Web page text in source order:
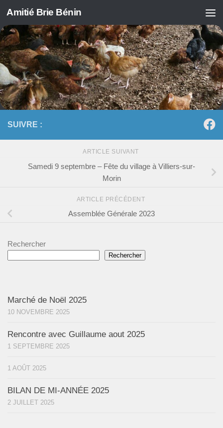
Skip to content
Amitié Brie Bénin
SUIVRE :
ARTICLE SUIVANT
Samedi 9 septembre – Fête du village à Villiers-sur-
Morin
ARTICLE PRÉCÉDENT
Assemblée Générale 2023
Rechercher
Rechercher
Marché de Noël 2025
10 NOVEMBRE 2025
Rencontre avec Guillaume aout 2025
1 SEPTEMBRE 2025
1 AOÛT 2025
BILAN DE MI-ANNÉE 2025
2 JUILLET 2025